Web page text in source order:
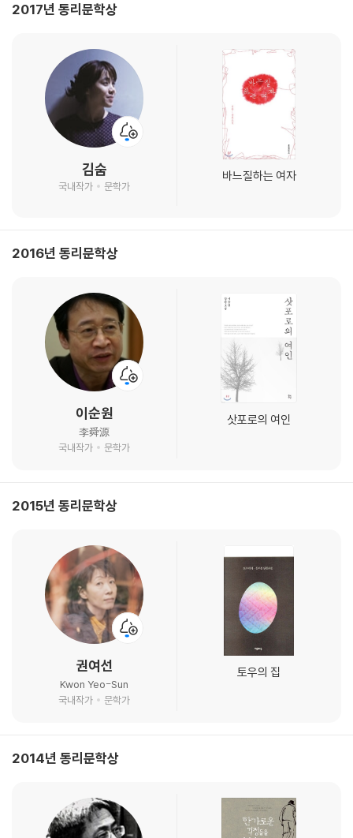
2017년 동리문학상
김숨
국내작가 문학가
바느질하는 여자
2016년 동리문학상
이순원
李舜源
국내작가
문학가
삿포로의 여인
2015년 동리문학상
권여선
Kwon Yeo-Sun
국내작가
문학가
토우의 집
2014년 동리문학상